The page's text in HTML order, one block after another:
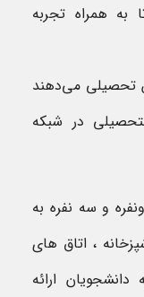
به همراه تجربه
تحصیلی می‌دهند
در شبکه
و سه نفره به
، اتاق های
ارائه